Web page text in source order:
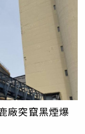
，將來店民眾引導
因及損害程度仍由
當地時間下午6時
熊本傳出爆炸聲，
後立即趕往現場，
造成的建築損壞有
示，已收到大型商
牆倒塌等情況。警方
拍畫面顯示，永旺
結構裸露。此外，
廠突竄黑煙爆